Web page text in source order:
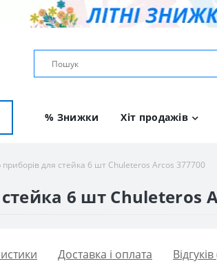
% Знижки Хіт продажів
приборів для стейка 6 шт Chuleteros Arcos 377700
6 шт Chuleteros
Доставка і оплата